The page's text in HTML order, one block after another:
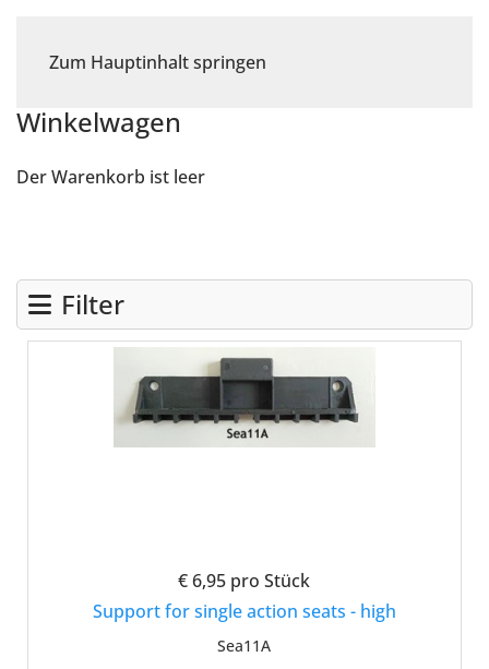
Zum Hauptinhalt springen
Winkelwagen
Der Warenkorb ist leer
Filter
€ 6,95 pro Stück
Support for single action seats - high
Sea11A